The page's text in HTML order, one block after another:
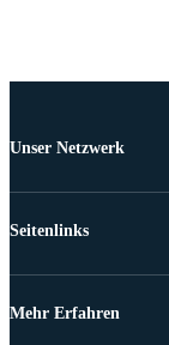
Unser Netzwerk
Seitenlinks
Mehr Erfahren